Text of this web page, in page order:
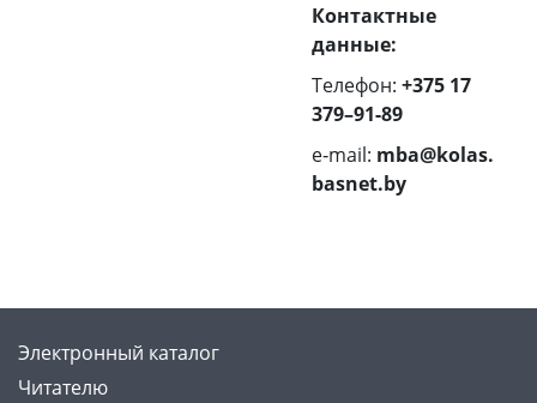
Контактные
данные:
Телефон:+375 17
379–91-89
e‑mail: mba@kolas.
basnet.by
Электронный каталог
Читателю